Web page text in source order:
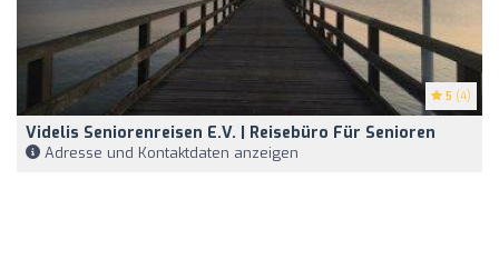
5 (4)
Videlis Seniorenreisen E.V. | Reisebüro Für Senioren
Adresse und Kontaktdaten anzeigen